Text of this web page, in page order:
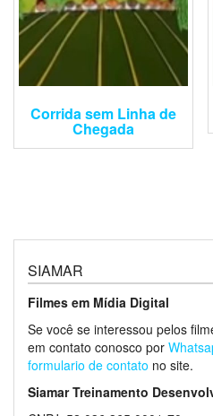
Corrida sem Linha de
Chegada
SIAMAR
Filmes em Mídia Digital
Se você se interessou pelos
em contato conosco por
formulario de contato no site.
Siamar Treinamento